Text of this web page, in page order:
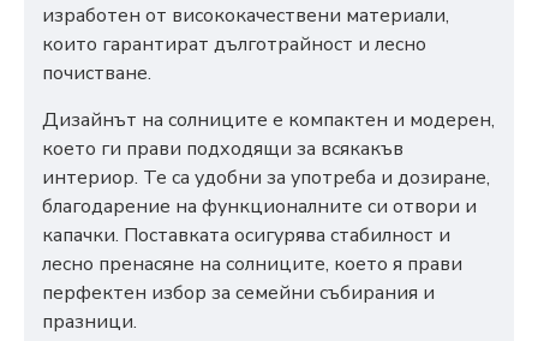
изработен от висококачествени материали,
които гарантират дълготрайност и лесно
почистване.
Дизайнът на солниците е компактен и модерен,
което ги прави подходящи за всякакъв
интериор. Те са удобни за употреба и дозиране,
благодарение на функционалните си отвори и
капачки. Поставката осигурява стабилност и
лесно пренасяне на солниците, което я прави
перфектен избор за семейни събирания и
празници.